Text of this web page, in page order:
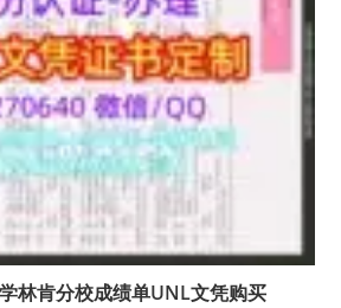
林肯分校成绩单UNL文凭购买